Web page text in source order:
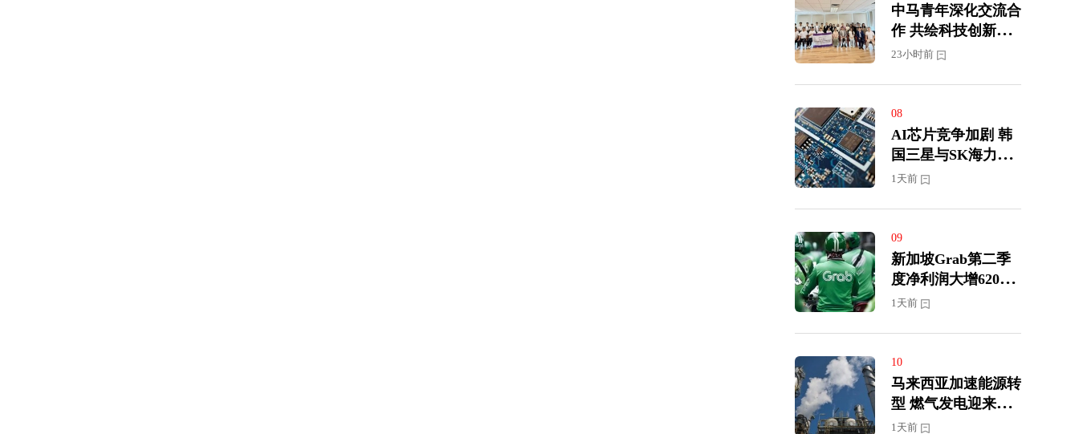
中马青年深化交流合
作 共绘科技创新新
蓝图
23小时前
08
AI芯片竞争加剧 韩
国三星与SK海力士
展开半导体人才争夺
1天前
09
新加坡Grab第二季
度净利润大增620%
上调全年营收及盈利
1天前
10
马来西亚加速能源转
型 燃气发电迎来投
资新周期
1天前